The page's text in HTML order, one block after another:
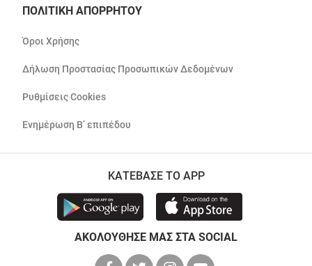
ΠΟΛΙΤΙΚΗ ΑΠΟΡΡΗΤΟΥ
Όροι Χρήσης
Δήλωση Προστασίας Προσωπικών Δεδομένων
Ρυθμίσεις Cookies
Ενημέρωση Β’ επιπέδου
ΚΑΤΕΒΑΣΕ ΤΟ APP
ΑΚΟΛΟΥΘΗΣΕ ΜΑΣ ΣΤΑ SOCIAL